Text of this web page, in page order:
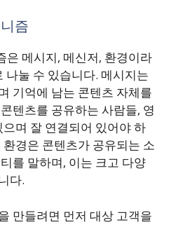
즘
은 메시지, 메신저, 환경이라
나눌 수 있습니다. 메시지는
기억에 남는 콘텐츠 자체를
텐츠를 공유하는 사람들, 영
며 잘 연결되어 있어야 하
경은 콘텐츠가 공유되는 소
를 말하며, 이는 크고 다양
다.
만들려면 먼저 대상 고객을